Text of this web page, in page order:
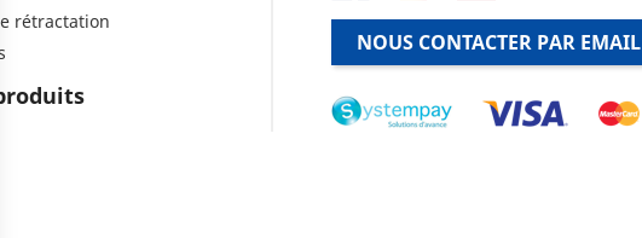
rétractation
NOUS CONTACTER PAR EMAIL